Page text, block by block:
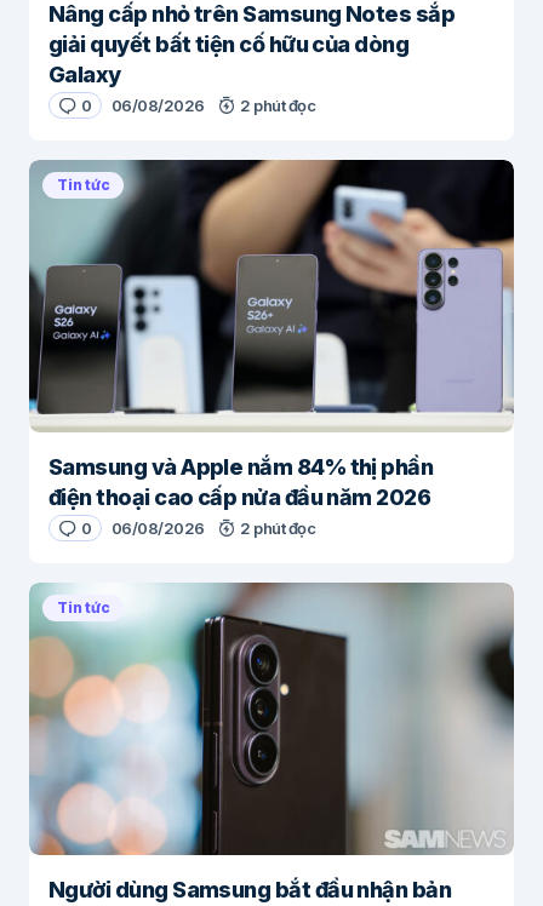
Nâng cấp nhỏ trên Samsung Notes sắp
giải quyết bất tiện cố hữu của dòng
Galaxy
0 06/08/2026 2 phút đọc
Tin tức
Samsung và Apple nắm 84% thị phần
điện thoại cao cấp nửa đầu năm 2026
0 06/08/2026 2 phút đọc
Tin tức
Người dùng Samsung bắt đầu nhận bản